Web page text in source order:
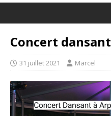
Concert
31 juillet 2021 Marcel